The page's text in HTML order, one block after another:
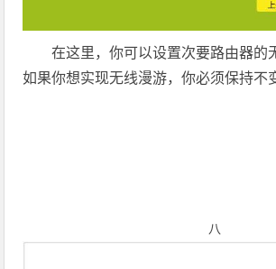
在这里，你可以设置次要路由器的
如果你想实现无线漫游，你必须保持不
八